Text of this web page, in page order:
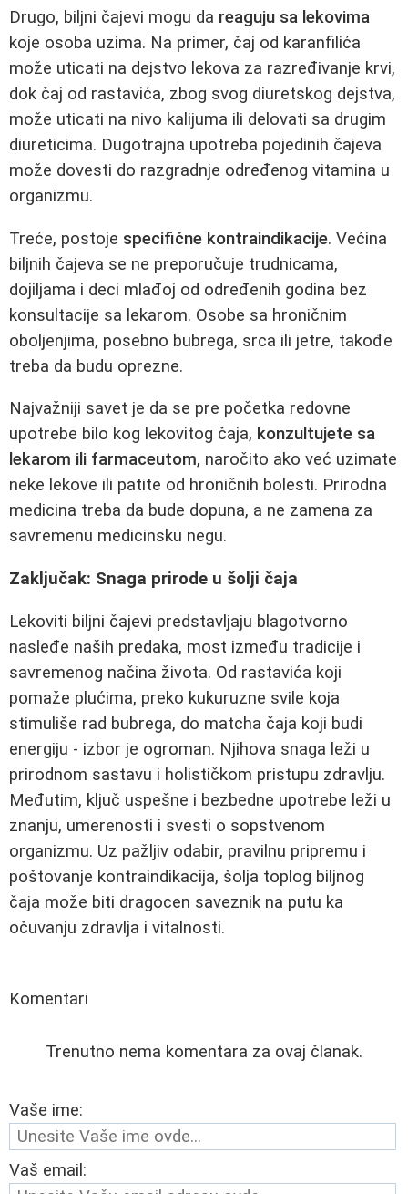
Drugo, biljni čajevi mogu da reaguju sa lekovima
koje osoba uzima. Na primer, čaj od karanfilića
može uticati na dejstvo lekova za razređivanje krvi,
dok čaj od rastavića, zbog svog diuretskog dejstva,
može uticati na nivo kalijuma ili delovati sa drugim
diureticima. Dugotrajna upotreba pojedinih čajeva
može dovesti do razgradnje određenog vitamina u
organizmu.
Treće, postoje specifične kontraindikacije. Većina
biljnih čajeva se ne preporučuje trudnicama,
dojiljama i deci mlađoj od određenih godina bez
konsultacije sa lekarom. Osobe sa hroničnim
oboljenjima, posebno bubrega, srca ili jetre, takođe
treba da budu oprezne.
Najvažniji savet je da se pre početka redovne
upotrebe bilo kog lekovitog čaja, konzultujete sa
lekarom ili farmaceutom, naročito ako već uzimate
neke lekove ili patite od hroničnih bolesti. Prirodna
medicina treba da bude dopuna, a ne zamena za
savremenu medicinsku negu.
Zaključak: Snaga prirode u šolji čaja
Lekoviti biljni čajevi predstavljaju blagotvorno
nasleđe naših predaka, most između tradicije i
savremenog načina života. Od rastavića koji
pomaže plućima, preko kukuruzne svile koja
stimuliše rad bubrega, do matcha čaja koji budi
energiju - izbor je ogroman. Njihova snaga leži u
prirodnom sastavu i holističkom pristupu zdravlju.
Međutim, ključ uspešne i bezbedne upotrebe leži u
znanju, umerenosti i svesti o sopstvenom
organizmu. Uz pažljiv odabir, pravilnu pripremu i
poštovanje kontraindikacija, šolja toplog biljnog
čaja može biti dragocen saveznik na putu ka
očuvanju zdravlja i vitalnosti.
Komentari
Trenutno nema komentara za ovaj članak.
Vaše ime:
Vaš email: